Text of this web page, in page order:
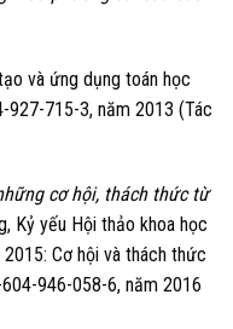
và ứng dụng toán học
927-715-3, năm 2013 (Tác
cơ hội, thách thức từ
Kỷ yếu Hội thảo khoa học
Cơ hội và thách thức
946-058-6, năm 2016